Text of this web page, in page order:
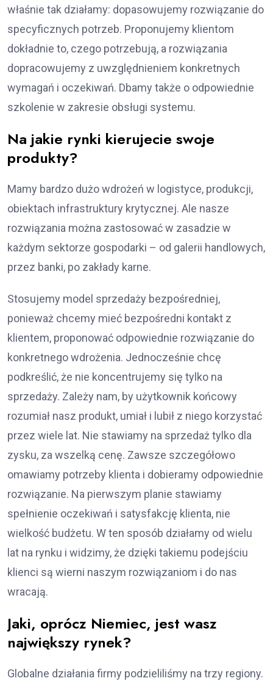
właśnie tak działamy: dopasowujemy rozwiązanie do
specyficznych potrzeb. Proponujemy klientom
dokładnie to, czego potrzebują, a rozwiązania
dopracowujemy z uwzględnieniem konkretnych
wymagań i oczekiwań. Dbamy także o odpowiednie
szkolenie w zakresie obsługi systemu.
Na jakie rynki kierujecie swoje
produkty?
Mamy bardzo dużo wdrożeń w logistyce, produkcji,
obiektach infrastruktury krytycznej. Ale nasze
rozwiązania można zastosować w zasadzie w
każdym sektorze gospodarki – od galerii handlowych,
przez banki, po zakłady karne.
Stosujemy model sprzedaży bezpośredniej,
ponieważ chcemy mieć bezpośredni kontakt z
klientem, proponować odpowiednie rozwiązanie do
konkretnego wdrożenia. Jednocześnie chcę
podkreślić, że nie koncentrujemy się tylko na
sprzedaży. Zależy nam, by użytkownik końcowy
rozumiał nasz produkt, umiał i lubił z niego korzystać
przez wiele lat. Nie stawiamy na sprzedaż tylko dla
zysku, za wszelką cenę. Zawsze szczegółowo
omawiamy potrzeby klienta i dobieramy odpowiednie
rozwiązanie. Na pierwszym planie stawiamy
spełnienie oczekiwań i satysfakcję klienta, nie
wielkość budżetu. W ten sposób działamy od wielu
lat na rynku i widzimy, że dzięki takiemu podejściu
klienci są wierni naszym rozwiązaniom i do nas
wracają.
Jaki, oprócz Niemiec, jest wasz
największy rynek?
Globalne działania firmy podzieliliśmy na trzy regiony.